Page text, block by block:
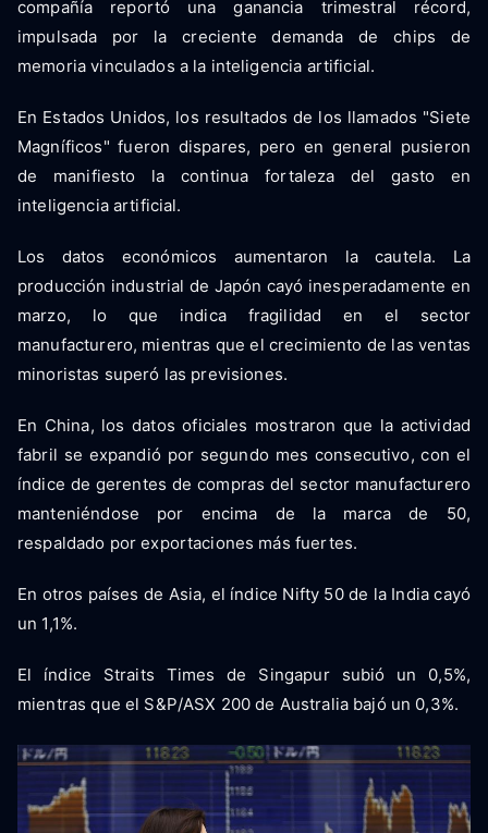
compañía reportó una ganancia trimestral récord,
impulsada por la creciente demanda de chips de
memoria vinculados a la inteligencia artificial.
En Estados Unidos, los resultados de los llamados "Siete
Magníficos" fueron dispares, pero en general pusieron
de manifiesto la continua fortaleza del gasto en
inteligencia artificial.
Los datos económicos aumentaron la cautela. La
producción industrial de Japón cayó inesperadamente en
marzo, lo que indica fragilidad en el sector
manufacturero, mientras que el crecimiento de las ventas
minoristas superó las previsiones.
En China, los datos oficiales mostraron que la actividad
fabril se expandió por segundo mes consecutivo, con el
índice de gerentes de compras del sector manufacturero
manteniéndose por encima de la marca de 50,
respaldado por exportaciones más fuertes.
En otros países de Asia, el índice Nifty 50 de la India cayó
un 1,1%.
El índice Straits Times de Singapur subió un 0,5%,
mientras que el S&P/ASX 200 de Australia bajó un 0,3%.